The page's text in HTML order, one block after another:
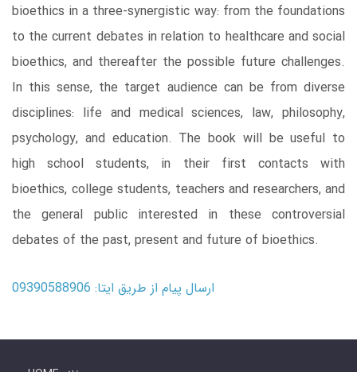
bioethics in a three-synergistic way: from the foundations
to the current debates in relation to healthcare and social
bioethics, and thereafter the possible future challenges.
In this sense, the target audience can be from diverse
disciplines: life and medical sciences, law, philosophy,
psychology, and education. The book will be useful to
high school students, in their first contacts with
bioethics, college students, teachers and researchers, and
the general public interested in these controversial
debates of the past, present and future of bioethics.
ارسال پیام از طریق ایتا: 09390588906